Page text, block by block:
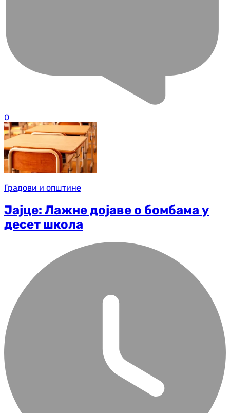
0
Градови и општине
Јајце: Лажне дојаве о бомбама у
десет школа